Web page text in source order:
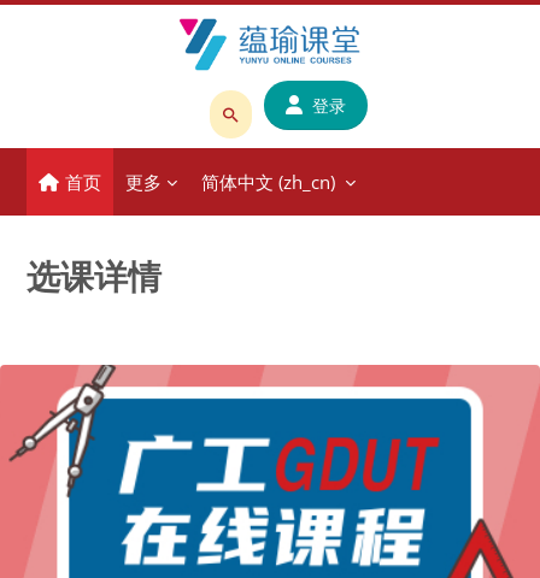
搜
课
程
称
登录
首页 更多 简体中文 ‎(zh_cn)‎
选课详情